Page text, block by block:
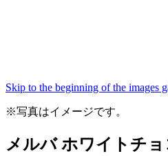
Skip to the beginning of the images
※写真はイメージです。
メルバ ホワイトチ